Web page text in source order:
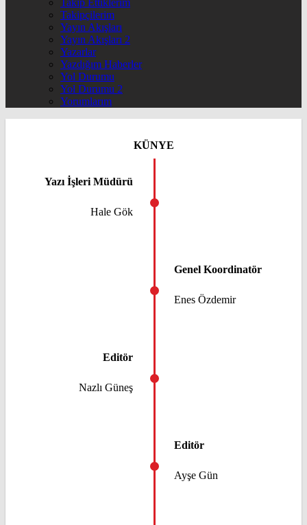
Takip Ettiklerim
Takipçilerim
Yayın Akışları
Yayın Akışları 2
Yazarlar
Yazdığım Haberler
Yol Durumu
Yol Durumu 2
Yorumlarım
KÜNYE
Yazı İşleri Müdürü
Hale Gök
Genel Koordinatör
Enes Özdemir
Editör
Nazlı Güneş
Editör
Ayşe Gün